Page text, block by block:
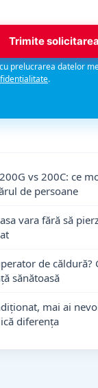
Trimite solicitarea
prelucrarea datelor
.
vs 200C: ce
de persoane
vara fără să
de căldură?
sănătoasă
mai ai
diferența